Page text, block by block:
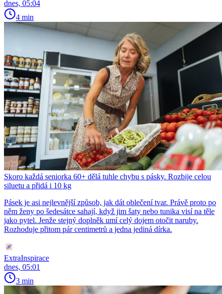
dnes, 05:04
4 min
Skoro každá seniorka 60+ dělá tuhle chybu s pásky. Rozbije celou
siluetu a přidá i 10 kg
Pásek je asi nejlevnější způsob, jak dát oblečení tvar. Právě proto po
něm ženy po šedesátce sahají, když jim šaty nebo tunika visí na těle
jako pytel. Jenže stejný doplněk umí celý dojem otočit naruby.
Rozhoduje přitom pár centimetrů a jedna jediná dírka.
ExtraInspirace
dnes, 05:01
3 min